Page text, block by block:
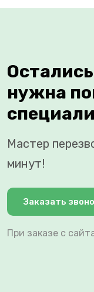
нужна
Мастер
минут!
Заказать
При заказе с